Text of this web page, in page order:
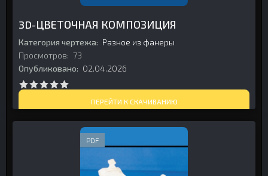
3D-ЦВЕТОЧНАЯ КОМПОЗИЦИЯ
Категория чертежа: Разное из фанеры
Просмотров: 73
Опубликовано: 02.04.2026
ПЕРЕЙТИ К СКАЧИВАНИЮ
PDF